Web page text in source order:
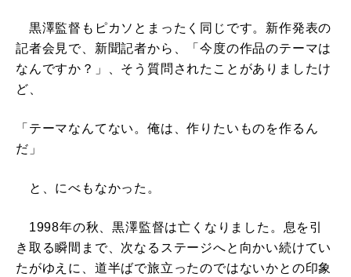
黒澤監督もピカソとまったく同じです。新作発表の
記者会見で、新聞記者から、「今度の作品のテーマは
なんですか？」、そう質問されたことがありましたけ
ど、
「テーマなんてない。俺は、作りたいものを作るん
だ」
と、にべもなかった。
1998年の秋、黒澤監督は亡くなりました。息を引
き取る瞬間まで、次なるステージへと向かい続けてい
たがゆえに、道半ばで旅立ったのではないかとの印象